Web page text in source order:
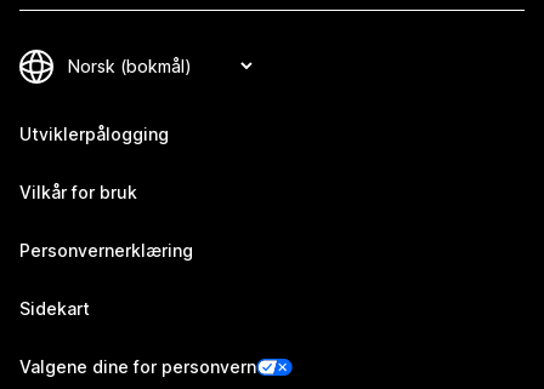
Utviklerpålogging
Vilkår for bruk
Personvernerklæring
Sidekart
Valgene dine for personvern